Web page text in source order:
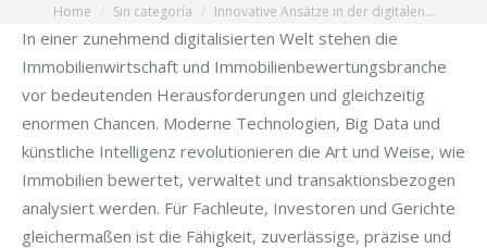
You are here:
Home Sin categoría Innovative Ansätze in der digitalen…
In einer zunehmend digitalisierten Welt stehen die
Immobilienwirtschaft und Immobilienbewertungsbranche
vor bedeutenden Herausforderungen und gleichzeitig
enormen Chancen. Moderne Technologien, Big Data und
künstliche Intelligenz revolutionieren die Art und Weise, wie
Immobilien bewertet, verwaltet und transaktionsbezogen
analysiert werden. Für Fachleute, Investoren und Gerichte
gleichermaßen ist die Fähigkeit, zuverlässige, präzise und